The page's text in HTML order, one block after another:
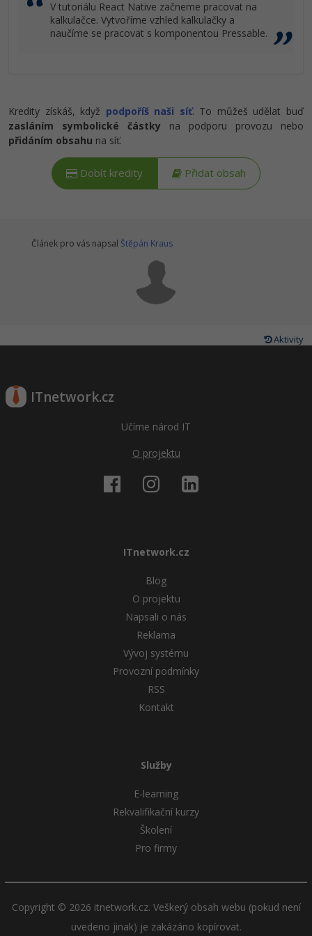
V tutoriálu React Native začneme pracovat na
kalkulačce. Vytvoříme vzhled kalkulačky a
naučíme se pracovat s komponentou Pressable.
Kredity získáš, když podpoříš naši síť. To můžeš udělat buď
zasláním symbolické částky na podporu provozu nebo
přidáním obsahu na síť.
Dobít kredity Přidat obsah
Článek pro vás napsal Štěpán Kraus
Aktivity
ITnetwork.cz
Učíme národ IT
O projektu
ITnetwork.cz
Blog
O projektu
Napsali o nás
Reklama
Vývoj systému
Provozní podmínky
RSS
Kontakt
Služby
E-learning
Rekvalifikační kurzy
Školení
Pro firmy
Copyright © 2026 itnetwork.cz. Veškerý obsah webu (pokud není
uvedeno jinak) je zakázáno kopírovat.